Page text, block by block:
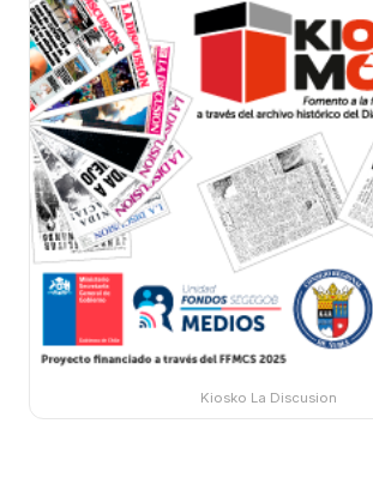
Kiosko La Discusion